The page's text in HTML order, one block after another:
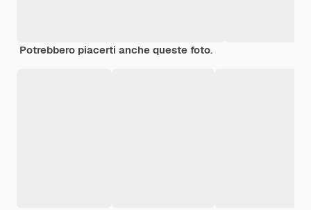
Potrebbero piacerti anche queste foto.